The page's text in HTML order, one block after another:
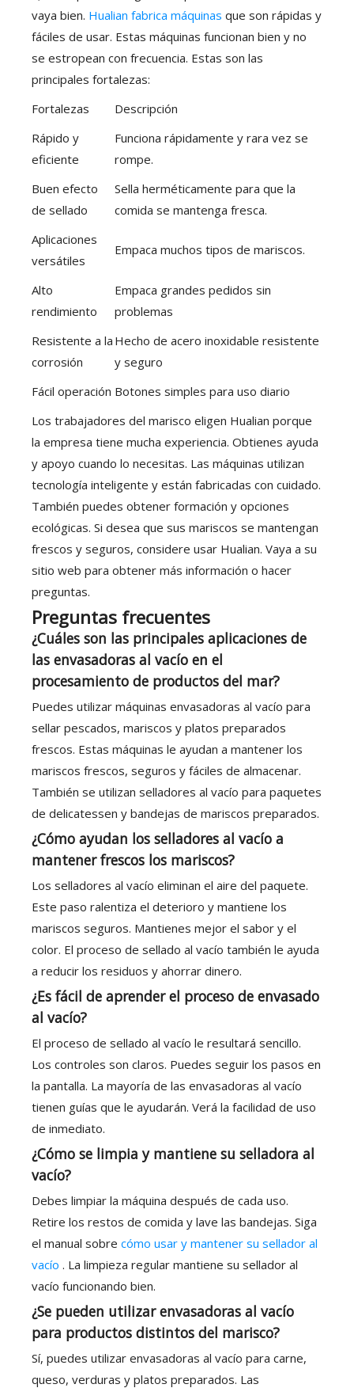
vaya bien. Hualian fabrica máquinas que son rápidas y
fáciles de usar. Estas máquinas funcionan bien y no
se estropean con frecuencia. Estas son las
principales fortalezas:
Fortalezas
Descripción
Rápido y
eficiente
Funciona rápidamente y rara vez se
rompe.
Buen efecto
de sellado
Sella herméticamente para que la
comida se mantenga fresca.
Aplicaciones
versátiles
Empaca muchos tipos de mariscos.
Alto
rendimiento
Empaca grandes pedidos sin
problemas
Resistente a la
corrosión
Hecho de acero inoxidable resistente
y seguro
Fácil operación Botones simples para uso diario
Los trabajadores del marisco eligen Hualian porque
la empresa tiene mucha experiencia. Obtienes ayuda
y apoyo cuando lo necesitas. Las máquinas utilizan
tecnología inteligente y están fabricadas con cuidado.
También puedes obtener formación y opciones
ecológicas. Si desea que sus mariscos se mantengan
frescos y seguros, considere usar Hualian. Vaya a su
sitio web para obtener más información o hacer
preguntas.
Preguntas frecuentes
¿Cuáles son las principales aplicaciones de
las envasadoras al vacío en el
procesamiento de productos del mar?
Puedes utilizar máquinas envasadoras al vacío para
sellar pescados, mariscos y platos preparados
frescos. Estas máquinas le ayudan a mantener los
mariscos frescos, seguros y fáciles de almacenar.
También se utilizan selladores al vacío para paquetes
de delicatessen y bandejas de mariscos preparados.
¿Cómo ayudan los selladores al vacío a
mantener frescos los mariscos?
Los selladores al vacío eliminan el aire del paquete.
Este paso ralentiza el deterioro y mantiene los
mariscos seguros. Mantienes mejor el sabor y el
color. El proceso de sellado al vacío también le ayuda
a reducir los residuos y ahorrar dinero.
¿Es fácil de aprender el proceso de envasado
al vacío?
El proceso de sellado al vacío le resultará sencillo.
Los controles son claros. Puedes seguir los pasos en
la pantalla. La mayoría de las envasadoras al vacío
tienen guías que le ayudarán. Verá la facilidad de uso
de inmediato.
¿Cómo se limpia y mantiene su selladora al
vacío?
Debes limpiar la máquina después de cada uso.
Retire los restos de comida y lave las bandejas. Siga
el manual sobre cómo usar y mantener su sellador al
vacío . La limpieza regular mantiene su sellador al
vacío funcionando bien.
¿Se pueden utilizar envasadoras al vacío
para productos distintos del marisco?
Sí, puedes utilizar envasadoras al vacío para carne,
queso, verduras y platos preparados. Las